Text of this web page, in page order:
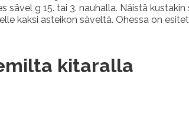
sävel g 15. tai 3. nauhalla. Näistä
kaksi asteikon säveltä. Ohessa on
kitaralla